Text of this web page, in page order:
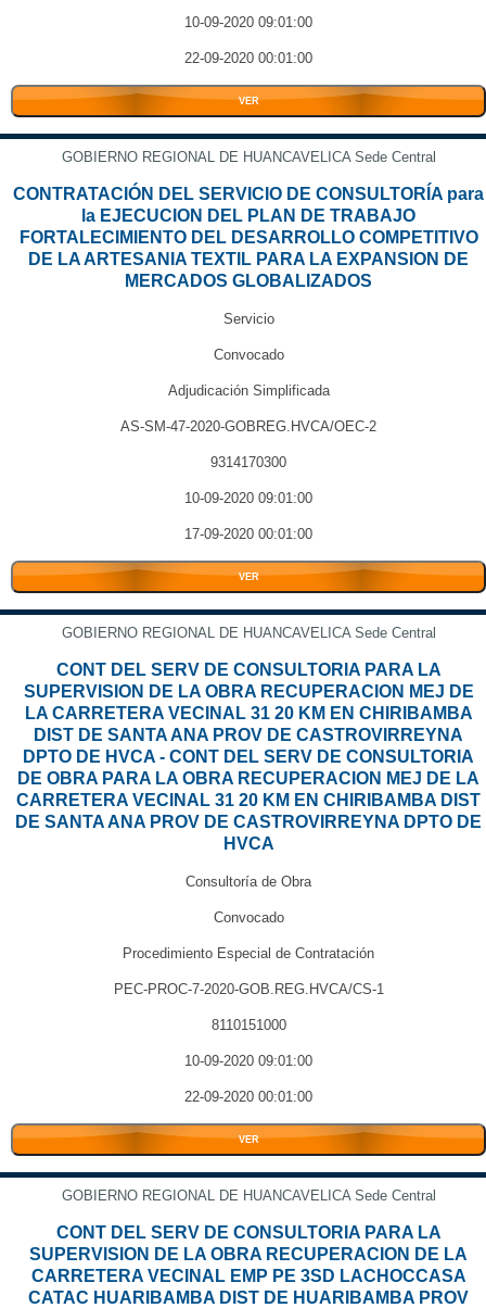
10-09-2020 09:01:00
22-09-2020 00:01:00
VER
GOBIERNO REGIONAL DE HUANCAVELICA Sede Central
CONTRATACIÓN DEL SERVICIO DE CONSULTORÍA para
la EJECUCION DEL PLAN DE TRABAJO
FORTALECIMIENTO DEL DESARROLLO COMPETITIVO
DE LA ARTESANIA TEXTIL PARA LA EXPANSION DE
MERCADOS GLOBALIZADOS
Servicio
Convocado
Adjudicación Simplificada
AS-SM-47-2020-GOBREG.HVCA/OEC-2
9314170300
10-09-2020 09:01:00
17-09-2020 00:01:00
VER
GOBIERNO REGIONAL DE HUANCAVELICA Sede Central
CONT DEL SERV DE CONSULTORIA PARA LA
SUPERVISION DE LA OBRA RECUPERACION MEJ DE
LA CARRETERA VECINAL 31 20 KM EN CHIRIBAMBA
DIST DE SANTA ANA PROV DE CASTROVIRREYNA
DPTO DE HVCA - CONT DEL SERV DE CONSULTORIA
DE OBRA PARA LA OBRA RECUPERACION MEJ DE LA
CARRETERA VECINAL 31 20 KM EN CHIRIBAMBA DIST
DE SANTA ANA PROV DE CASTROVIRREYNA DPTO DE
HVCA
Consultoría de Obra
Convocado
Procedimiento Especial de Contratación
PEC-PROC-7-2020-GOB.REG.HVCA/CS-1
8110151000
10-09-2020 09:01:00
22-09-2020 00:01:00
VER
GOBIERNO REGIONAL DE HUANCAVELICA Sede Central
CONT DEL SERV DE CONSULTORIA PARA LA
SUPERVISION DE LA OBRA RECUPERACION DE LA
CARRETERA VECINAL EMP PE 3SD LACHOCCASA
CATAC HUARIBAMBA DIST DE HUARIBAMBA PROV